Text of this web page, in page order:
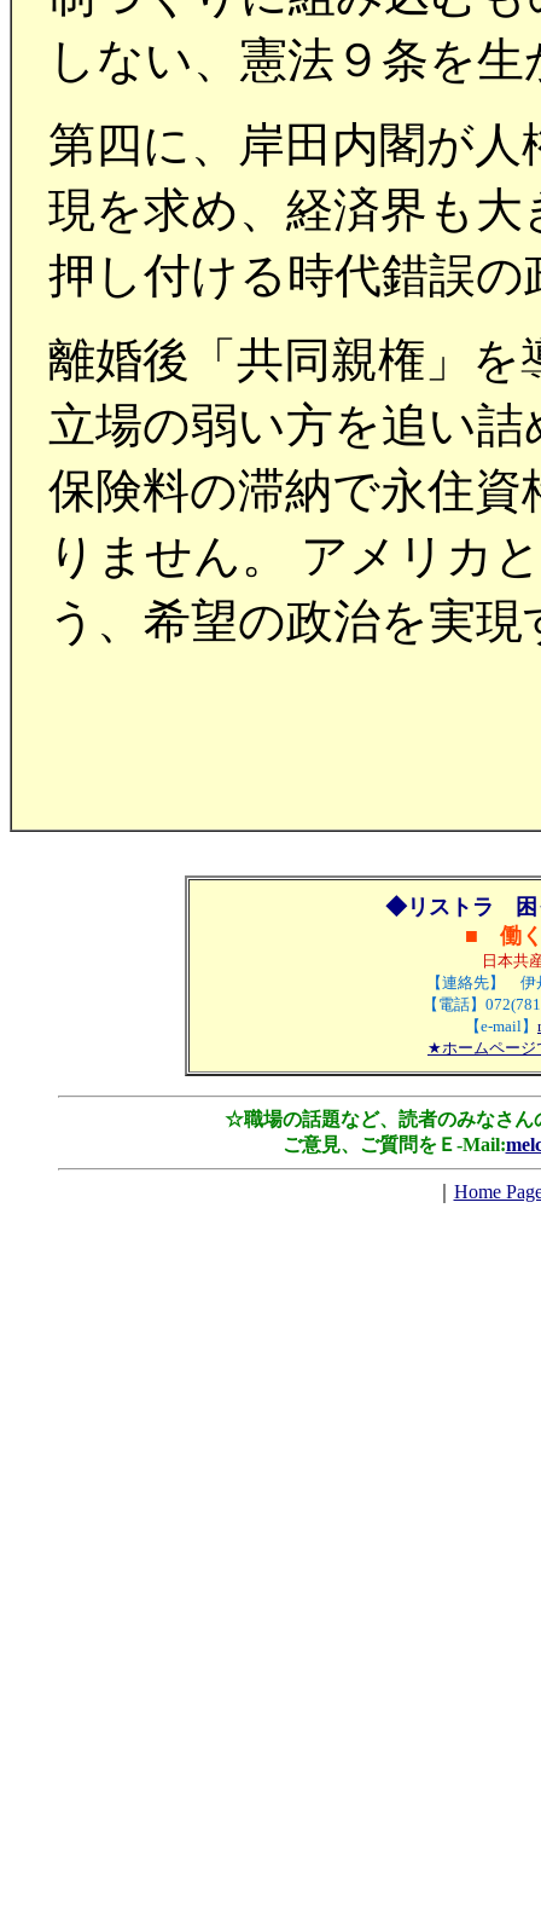
しない、憲法９条を
第四に、岸田内閣が
現を求め、経済界も
押し付ける時代錯誤の
離婚後「共同親権」
立場の弱い方を追い
保険料の滞納で永住
りません。 アメリカ
う、希望の政
◆リストラ 困
■ 働く
日本共
【連絡先】
【電話】
【e-mail】
★ホームページ
☆職場の話題など、読者のみなさん
ご意見、ご質問をＥ-Mail:
Home